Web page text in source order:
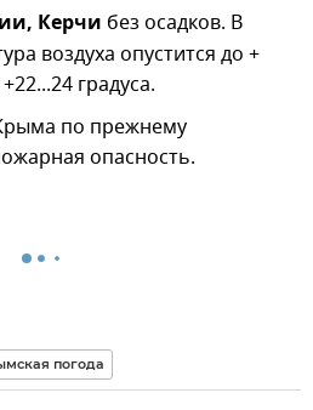
Керчи без осадков. В
воздуха опустится до +
градуса.
по прежнему
опасность.
погода